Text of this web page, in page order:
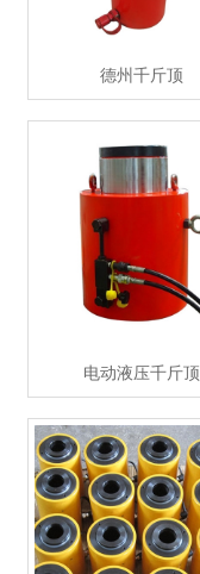
德州千斤顶
电动液压千斤顶